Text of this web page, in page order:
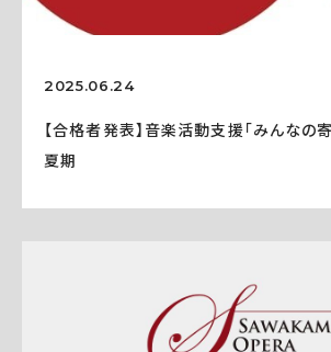
2025.06.24
【合格者発表】音楽活動支援「みんなの
夏期